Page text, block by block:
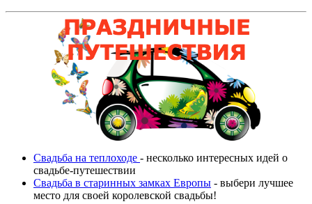
Свадьба на теплоходе - несколько интересных идей о
свадьбе-путешествии
Свадьба в старинных замках Европы - выбери лучшее
место для своей королевской свадьбы!